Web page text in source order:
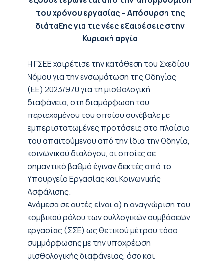
του χρόνου εργασίας – Απόσυρση της
διάταξης για τις νέες εξαιρέσεις στην
Κυριακή αργία
Η ΓΣΕΕ χαιρέτισε την κατάθεση του Σχεδίου
Νόμου για την ενσωμάτωση της Οδηγίας
(ΕΕ) 2023/970 για τη μισθολογική
διαφάνεια, στη διαμόρφωση του
περιεχομένου του οποίου συνέβαλε με
εμπεριστατωμένες προτάσεις στο πλαίσιο
του απαιτούμενου από την ίδια την Οδηγία,
κοινωνικού διαλόγου, οι οποίες σε
σημαντικό βαθμό έγιναν δεκτές από το
Υπουργείο Εργασίας και Κοινωνικής
Ασφάλισης.
Ανάμεσα σε αυτές είναι α) η αναγνώριση του
κομβικού ρόλου των συλλογικών συμβάσεων
εργασίας (ΣΣΕ) ως θετικού μέτρου τόσο
συμμόρφωσης με την υποχρέωση
μισθολογικής διαφάνειας, όσο και